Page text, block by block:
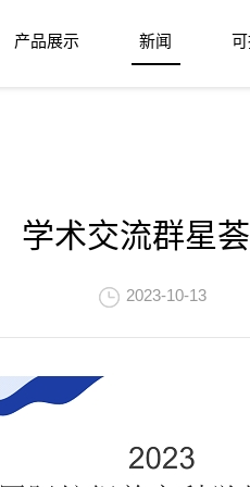
产品展示 新闻
学术交流群星
2023-10-13